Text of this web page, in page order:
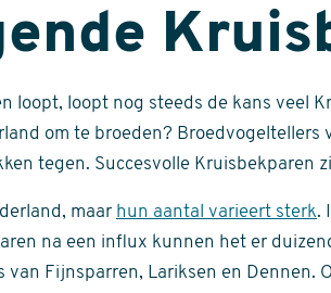
loopt, loopt nog steeds de kans veel
om te broeden? Broedvogeltellers
tegen. Succesvolle Kruisbekparen
maar hun aantal varieert sterk.
na een influx kunnen het er
van Fijnsparren, Lariksen en Dennen.